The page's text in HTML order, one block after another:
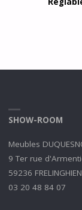
SHOW-ROOM
Meubles
9 Ter rue
59236 FRELINGHIEN
03 20 48 84 07